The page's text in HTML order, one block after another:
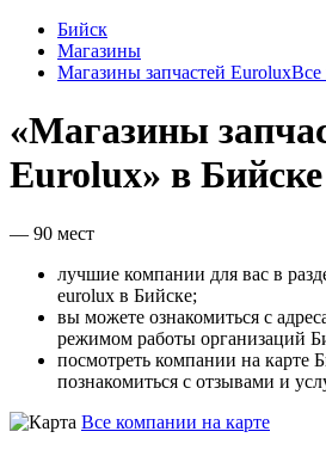
Бийск
Магазины
Магазины запчастей EuroluxВсе
«Магазины
Eurolux» в Бийске
— 90 мест
лучшие компании для вас в
eurolux в Бийске;
вы можете ознакомиться с
режимом работы организаций
посмотреть компании на карте
познакомиться с отзывами и
Все компании на карте